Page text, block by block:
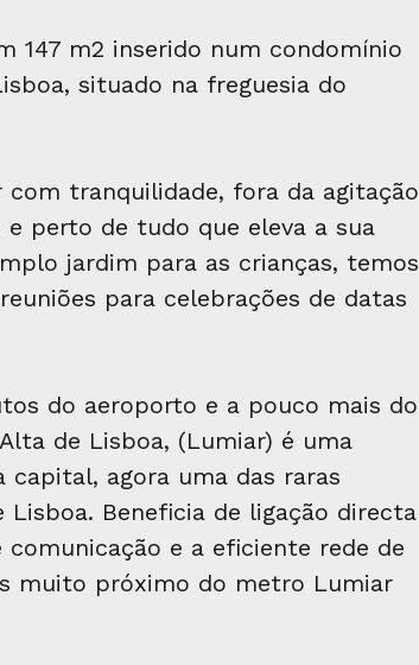
147 m2 inserido num condomínio
situado na freguesia do
com tranquilidade, fora da agitação
perto de tudo que eleva a sua
jardim para as crianças, temos
para celebrações de datas
do aeroporto e a pouco mais do
de Lisboa, (Lumiar) é uma
agora uma das raras
Lisboa. Beneficia de ligação directa
comunicação e a eficiente rede de
muito próximo do metro Lumiar